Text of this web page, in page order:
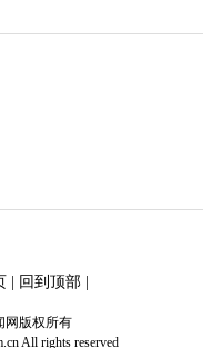
| 回到顶部|
网版权所有
All rights reserved